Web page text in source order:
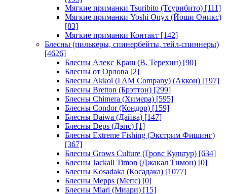
Мягкие приманки Tsuribito (Тсурибито) [111]
Мягкие приманки Yoshi Onyx (Йоши Оникс)
[83]
Мягкие приманки Контакт [142]
Блесны (пилькеры, спинербейты, тейл-спиннеры)
[4626]
Блесны Алекс Краш (В. Терехин) [90]
Блесны от Орлова [2]
Блесны Akkoi (I AM Company) (Аккои) [197]
Блесны Bretton (Брэттон) [299]
Блесны Chimera (Химера) [595]
Блесны Condor (Кондор) [159]
Блесны Daiwa (Дайва) [147]
Блесны Deps (Дэпс) [1]
Блесны Extreme Fishing (Экстрим Фишинг)
[367]
Блесны Grows Culture (Гровс Культур) [634]
Блесны Jackall Timon (Джакал Тимон) [0]
Блесны Kosadaka (Косадака) [1077]
Блесны Mepps (Мепс) [0]
Блесны Miari (Миари) [15]